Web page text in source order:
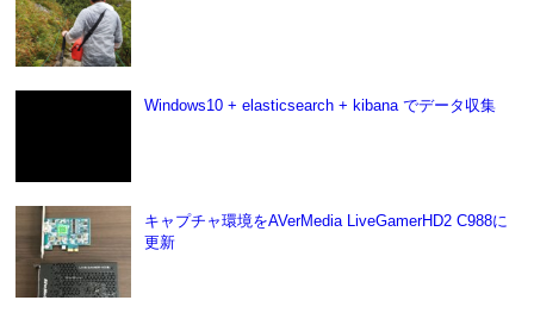
Windows10 + elasticsearch + kibana でデータ収集
キャプチャ環境をAVerMedia LiveGamerHD2 C988に
更新